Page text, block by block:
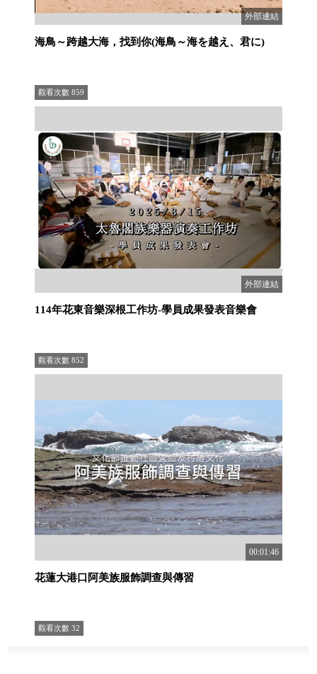
外部連結
海鳥～跨越大海，找到你(海鳥～海を越え、君に)
觀看次數 859
外部連結
114年花東音樂深根工作坊-學員成果發表音樂會
觀看次數 852
00:01:46
花蓮大港口阿美族服飾調查與傳習
觀看次數 32